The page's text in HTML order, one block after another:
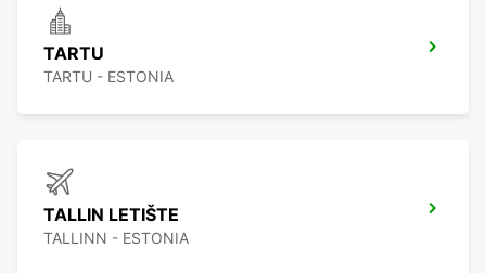
TARTU
TARTU - ESTONIA
TALLIN LETIŠTE
TALLINN - ESTONIA